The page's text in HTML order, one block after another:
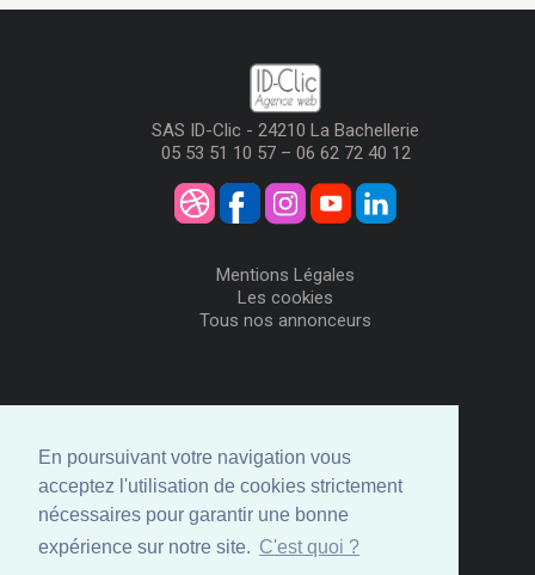
En poursuivant votre navigation vous
acceptez l'utilisation de cookies strictement
nécessaires pour garantir une bonne
expérience sur notre site. C'est quoi ?
SAS ID-Clic - 24210 La Bachellerie
05 53 51 10 57 – 06 62 72 40 12
Mentions Légales
Les cookies
Tous nos annonceurs
Me Connecter
Créer mon Compte
Annonceurs
Comment ça marche